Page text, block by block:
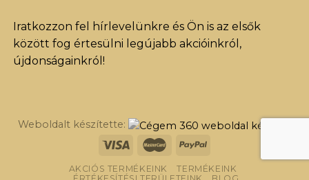
Iratkozzon fel hírlevelünkre és Ön is az elsők
között fog értesülni legújabb akcióinkról,
újdonságainkról!
Weboldalt készítette:
AKCIÓS TERMÉKEINK
TERMÉKEINK